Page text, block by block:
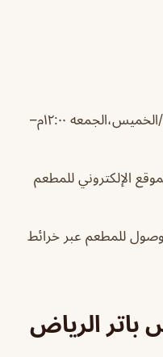
١٢:٠٠م–١٢:٠٠ص/الخميس،الجمعه ١٢:٠٠م–
الإلكتروني للمطعم
للمطعم عبر خرائط
الرياض